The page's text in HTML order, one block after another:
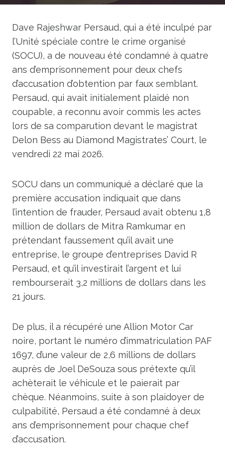
Dave Rajeshwar Persaud, qui a été inculpé par
l’Unité spéciale contre le crime organisé
(SOCU), a de nouveau été condamné à quatre
ans d’emprisonnement pour deux chefs
d’accusation d’obtention par faux semblant.
Persaud, qui avait initialement plaidé non
coupable, a reconnu avoir commis les actes
lors de sa comparution devant le magistrat
Delon Bess au Diamond Magistrates’ Court, le
vendredi 22 mai 2026.
SOCU dans un communiqué a déclaré que la
première accusation indiquait que dans
l’intention de frauder, Persaud avait obtenu 1,8
million de dollars de Mitra Ramkumar en
prétendant faussement qu’il avait une
entreprise, le groupe d’entreprises David R
Persaud, et qu’il investirait l’argent et lui
rembourserait 3,2 millions de dollars dans les
21 jours.
De plus, il a récupéré une Allion Motor Car
noire, portant le numéro d’immatriculation PAF
1697, d’une valeur de 2,6 millions de dollars
auprès de Joel DeSouza sous prétexte qu’il
achèterait le véhicule et le paierait par
chèque. Néanmoins, suite à son plaidoyer de
culpabilité, Persaud a été condamné à deux
ans d’emprisonnement pour chaque chef
d’accusation.